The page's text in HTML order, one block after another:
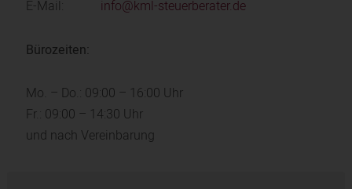
E-Mail:
info@kml-steuerberater.de
Bürozeiten:
Mo. – Do.: 09:00 – 16:00 Uhr
Fr.: 09:00 – 14:30 Uhr
und nach Vereinbarung